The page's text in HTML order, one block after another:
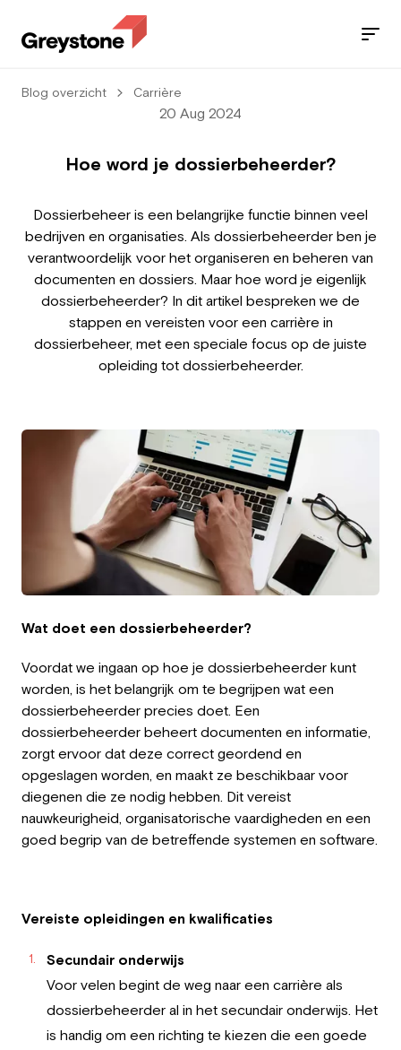
Working at Greystone
Jobs
Blog
Contact
Blog overzicht Carrière
20 Aug 2024
Hoe word je dossierbeheerder?
Dossierbeheer is een belangrijke functie binnen veel
bedrijven en organisaties. Als dossierbeheerder ben je
verantwoordelijk voor het organiseren en beheren van
documenten en dossiers. Maar hoe word je eigenlijk
dossierbeheerder? In dit artikel bespreken we de
stappen en vereisten voor een carrière in
dossierbeheer, met een speciale focus op de juiste
opleiding tot dossierbeheerder.
Wat doet een dossierbeheerder?
Voordat we ingaan op hoe je dossierbeheerder kunt
worden, is het belangrijk om te begrijpen wat een
dossierbeheerder precies doet. Een
dossierbeheerder beheert documenten en informatie,
zorgt ervoor dat deze correct geordend en
opgeslagen worden, en maakt ze beschikbaar voor
diegenen die ze nodig hebben. Dit vereist
nauwkeurigheid, organisatorische vaardigheden en een
goed begrip van de betreffende systemen en software.
Vereiste opleidingen en kwalificaties
Secundair onderwijs
Voor velen begint de weg naar een carrière als
dossierbeheerder al in het secundair onderwijs. Het
is handig om een richting te kiezen die een goede